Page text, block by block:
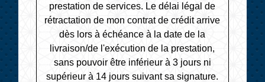
prestation de services. Le délai légal de
rétractation de mon contrat de crédit arrive
dès lors à échéance à la datede la
livraison/de l'exécution de la prestation,
sans pouvoir être inférieur à 3 jours ni
supérieur à 14 jours suivant sa signature.